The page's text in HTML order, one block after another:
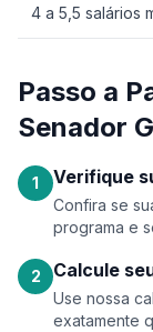
4 a 5,5 salários
Passo a
Senador
1 Verifique
Confira se
programa e
2 Calcule
Use nossa
exatamente